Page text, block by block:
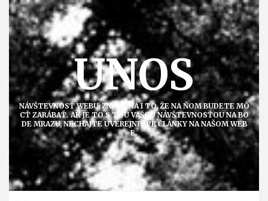
Přejít
obsahu
UNOS
NÁVŠTEVNOSŤ WEBU, ZNAMENÁ I TO, ŽE NA ŇOM BUDETE MÔ
CŤ ZARÁBAŤ. AK JE TO S TOU VAŠOU NÁVŠTEVNOSŤOU NA BO
DE MRAZU, NECHAJTE UVEREJNIŤ PR ČLÁNKY NA NAŠOM WEB
E.